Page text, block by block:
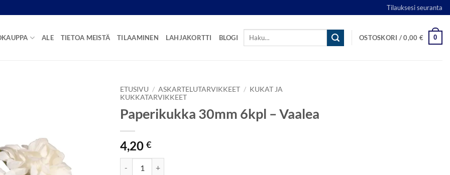
Tilauksesi seuranta
ALE TIETOA MEISTÄ TILAAMINEN LAHJAKORTTI BLOGI
Etsi:
OSTOSKORI /0,00 € 0
ETUSIVU / ASKARTELUTARVIKKEET / KUKAT JA
KUKKATARVIKKEET
Paperikukka 30mm 6kpl – Vaalea
4,20 €